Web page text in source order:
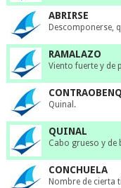
ABRIRSE
Descomponerse,
RAMALAZO
Viento fuerte y de
Quinal.
QUINAL
Cabo grueso y
CONCHUELA
Nombre de